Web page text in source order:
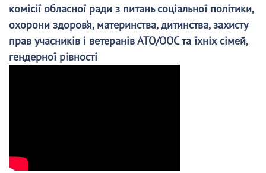
комісії обласної ради з питань соціальної політики,
охорони здоров’я, материнства, дитинства, захисту
прав учасників і ветеранів АТО/ООС та їхніх сімей,
гендерної рівності